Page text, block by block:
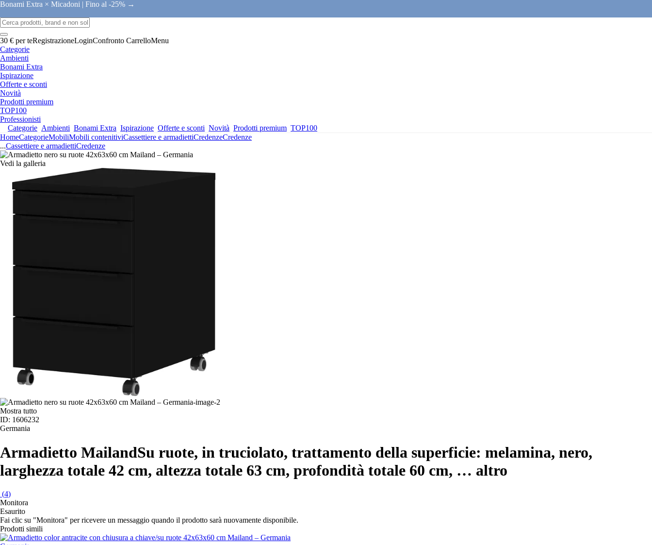
Bonami Extra × Micadoni | Fino al -25% →
30 € per teRegistrazioneLoginConfronto CarrelloMenu
Categorie
Ambienti
Bonami Extra
Ispirazione
Offerte e sconti
Novità
Prodotti premium
TOP100
Professionisti
Categorie Ambienti Bonami Extra Ispirazione Offerte e sconti Novità Prodotti premium TOP100
HomeCategorieMobiliMobili contenitiviCassettiere e armadiettiCredenzeCredenze
...Cassettiere e armadiettiCredenze
Vedi la galleria
Mostra tutto
ID: 1606232
Germania
Armadietto MailandSu ruote, in truciolato, trattamento della superficie: melamina, nero,
larghezza totale 42 cm, altezza totale 63 cm, profondità totale 60 cm, … altro
(4)
Monitora
Esaurito
Fai clic su "Monitora" per ricevere un messaggio quando il prodotto sarà nuovamente disponibile.
Prodotti simili